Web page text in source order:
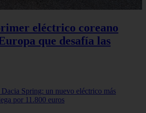
eléctrico coreano
que desafía las